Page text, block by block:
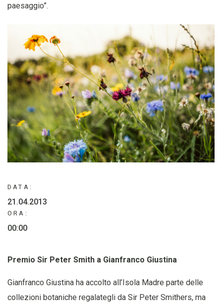
paesaggio”.
DATA:
21.04.2013
ORA:
00:00
Premio Sir Peter Smith a Gianfranco Giustina
Gianfranco Giustina ha accolto all’Isola Madre parte delle
collezioni botaniche regalategli da Sir Peter Smithers, ma